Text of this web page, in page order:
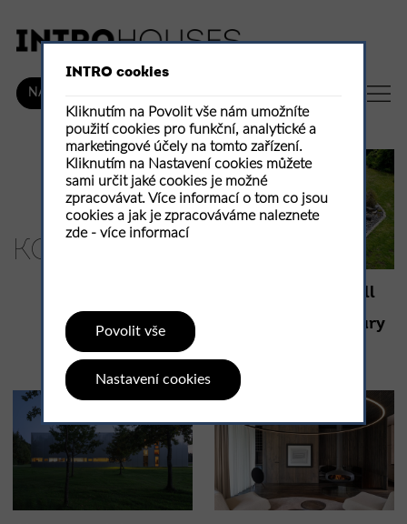
INTRO cookies
Kliknutím na Povolit vše nám umožníte
použití cookies pro funkční, analytické a
marketingové účely na tomto zařízení.
Kliknutím na Nastavení cookies můžete
sami určit jaké cookies je možné
zpracovávat. Více informací o tom co jsou
cookies a jak je zpracováváme naleznete
zde - více informací
Povolit vše
Nastavení cookies
NÁKUP
KOV
Přírodní bazén small
zahradní architektury